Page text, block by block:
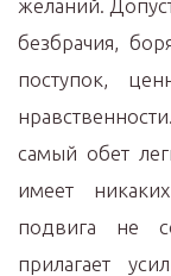
желаний.
безбрачия,
поступок,
самый обет
имеет
подвига не
прилагает